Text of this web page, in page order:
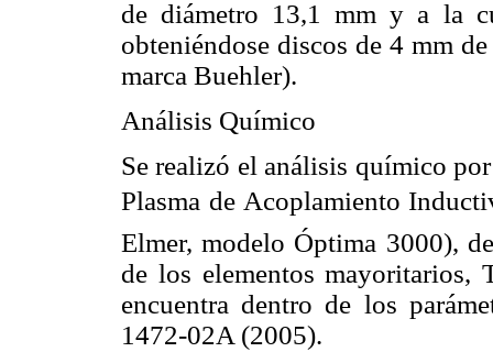
de diámetro 13,1 mm y a la
obteniéndose discos de 4 mm
marca Buehler).
Análisis Químico
Se realizó el análisis químico
Plasma de Acoplamiento
Elmer, modelo Óptima 3000),
de los elementos
encuentra dentro de los
1472-02A (2005).